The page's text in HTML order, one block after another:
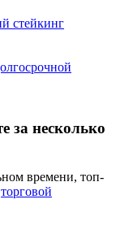
стейкинг
за несколько
времени, топ-
торговой